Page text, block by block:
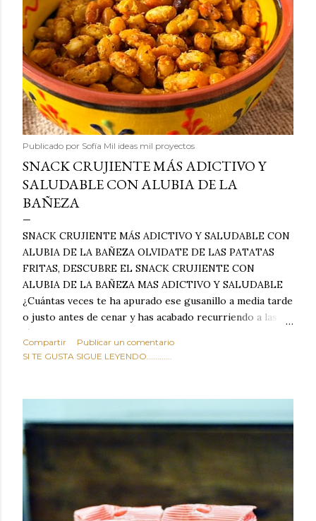
Publicado por Sofía Mil ideas mil proyectos
SNACK CRUJIENTE MÁS ADICTIVO Y
SALUDABLE CON ALUBIA DE LA
BAÑEZA
SNACK CRUJIENTE MÁS ADICTIVO Y SALUDABLE CON
ALUBIA DE LA BAÑEZA OLVIDATE DE LAS PATATAS
FRITAS, DESCUBRE EL SNACK CRUJIENTE CON
ALUBIA DE LA BAÑEZA MAS ADICTIVO Y SALUDABLE
¿Cuántas veces te ha apurado ese gusanillo a media tarde
o justo antes de cenar y has acabado recurriendo a las
típicas patatas de bolsa, frutos secos fritos o snacks
ultraprocesados llenos de grasas saturadas y sodio?
sabroso, con ese toque tostado y crujiente que tanto nos
por completo tu forma de ver las legumbres. Olvídate de
asociar las alubias únicamente a los guisos tradicionales y
copiosos de invierno. Con esta receta simple pero
revolucionaria, transformaremos un ingrediente tan
humilde como la alubia de La Bañeza en un snack ligero,
dorado, cargado de proteína y 100% natural. Es el
Compartir
Publicar un comentario
SI TE GUSTA SIGUE LEYENDO............